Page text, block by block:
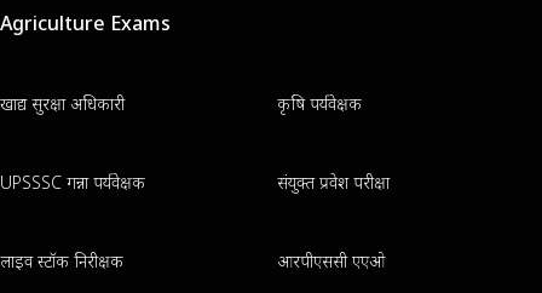
Agriculture Exams
खाद्य सुरक्षा अधिकारी कृषि पर्यवेक्षक
UPSSSC गन्ना पर्यवेक्षक संयुक्त प्रवेश परीक्षा
लाइव स्टॉक निरीक्षक आरपीएससी एएओ